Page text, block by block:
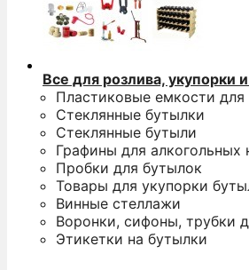
Все для розлива, укупорки
Пластиковые емкости
Стеклянные бутылки
Стеклянные бутыли
Графины для алкогольных
Пробки для бутылок
Товары для укупорки
Винные стеллажи
Воронки, сифоны, трубки
Этикетки на бутылки